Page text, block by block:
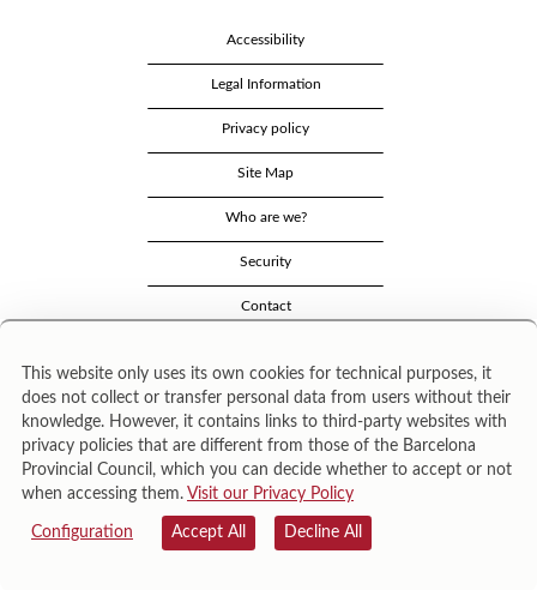
Accessibility
Legal Information
Privacy policy
Site Map
Who are we?
Security
Contact
Área de Cultura – Gerència de Serveis de Biblioteques. Zamora, 73. 08018 Barcelona. Tel:
943 022 222.
© Il·lustracions: Txesco Montalt · Esther Pradell · Agustín Comotto · David Maynar · Pam
This website only uses its own cookies for technical purposes, it
does not collect or transfer personal data from users without their
knowledge. However, it contains links to third-party websites with
privacy policies that are different from those of the Barcelona
Provincial Council, which you can decide whether to accept or not
when accessing them. Visit our Privacy Policy
Configuration Accept All Decline All